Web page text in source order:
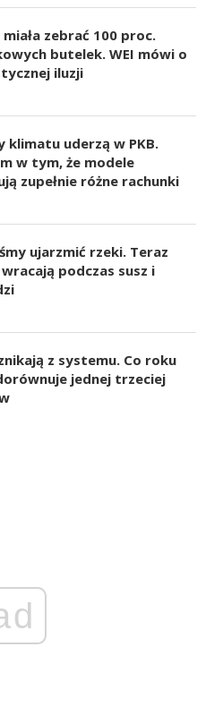
miała zebrać 100 proc.
butelek. WEI mówi o
iluzji
klimatu uderzą w PKB.
w tym, że modele
zupełnie różne rachunki
ujarzmić rzeki. Teraz
podczas susz i
z systemu. Co roku
jednej trzeciej